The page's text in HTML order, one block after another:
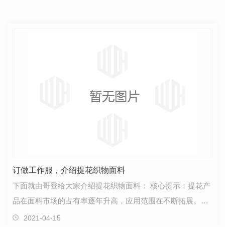
订做工作服，介绍提花织物面料
下面就由哥登给大家介绍提花织物面料： 核心提示：提花产
品在面料市场的占有率逐年升高，应用范围在不断拓展。该
布面凸凹不平，花型逼真，风格新颖，手感柔…
2021-04-15